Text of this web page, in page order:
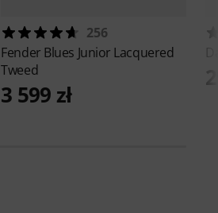
256
Fender Blues Junior Lacquered
Tweed
3 599 zł